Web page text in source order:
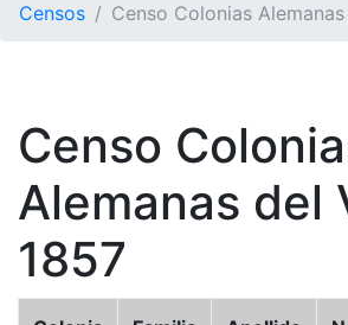
Censos Censo Colonias
Censo
Alemanas del
1857